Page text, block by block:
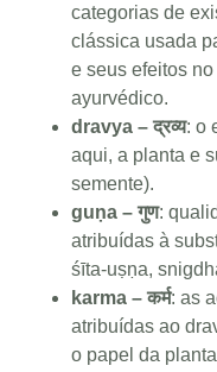
categorias de
clássica usada
e seus efeitos
ayurvédico.
dravya – द्रव्य: o
aqui, a planta e
semente).
guṇa – गुण:
atribuídas à
śīta-uṣṇa,
karma – कर्म: as
atribuídas ao
o papel da